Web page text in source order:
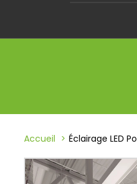
Accueil Éclairage LED